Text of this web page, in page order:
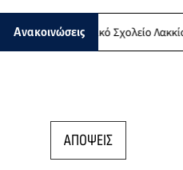
Ανακοινώσεις
στο Δημοτικό Σχολείο Λακκίου
ΑΠΟΨΕΙΣ